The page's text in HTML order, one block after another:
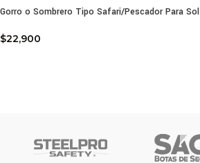
Gorro o Sombrero Tipo Safari/Pescador Para Sol
$22,900